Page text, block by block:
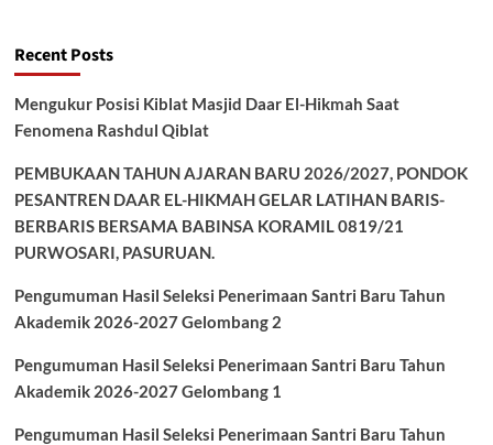
Recent Posts
Mengukur Posisi Kiblat Masjid Daar El-Hikmah Saat
Fenomena Rashdul Qiblat
PEMBUKAAN TAHUN AJARAN BARU 2026/2027, PONDOK
PESANTREN DAAR EL-HIKMAH GELAR LATIHAN BARIS-
BERBARIS BERSAMA BABINSA KORAMIL 0819/21
PURWOSARI, PASURUAN.
Pengumuman Hasil Seleksi Penerimaan Santri Baru Tahun
Akademik 2026-2027 Gelombang 2
Pengumuman Hasil Seleksi Penerimaan Santri Baru Tahun
Akademik 2026-2027 Gelombang 1
Pengumuman Hasil Seleksi Penerimaan Santri Baru Tahun